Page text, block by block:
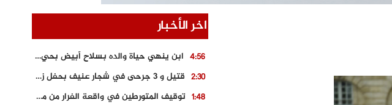
اخر الأخبار
4:56
ابن ينهي حياة والده بسلاح أبيض بحي “تامومنت” بخنيفرة
2:30
قتيل و 3 جرحى في شجار عنيف بحفل زفاف بسوق اليبت
1:48
توقيف المتورطين في واقعة الفرار من محطة وقود و حجز السيارة